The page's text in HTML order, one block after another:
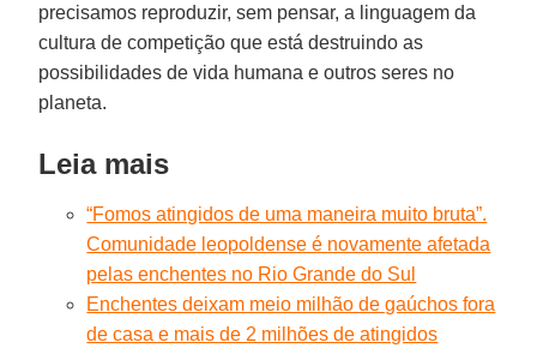
precisamos reproduzir, sem pensar, a linguagem da
cultura de competição que está destruindo as
possibilidades de vida humana e outros seres no
planeta.
Leia mais
“Fomos atingidos de uma maneira muito bruta”.
Comunidade leopoldense é novamente afetada
pelas enchentes no Rio Grande do Sul
Enchentes deixam meio milhão de gaúchos fora
de casa e mais de 2 milhões de atingidos